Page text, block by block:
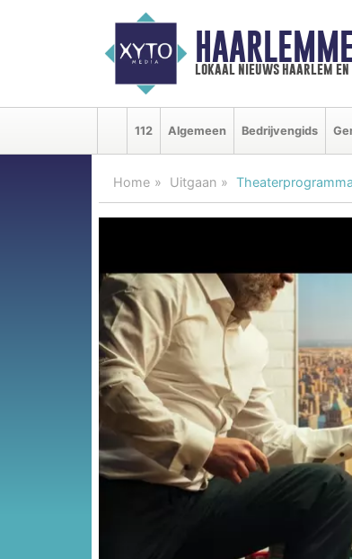
lokaal nieuws haarlem en
112 Algemeen Bedrijvengids
Home Uitgaan